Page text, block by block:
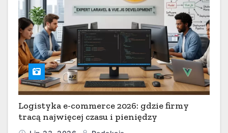
Logistyka e-commerce 2026: gdzie firmy
tracą najwięcej czasu i pieniędzy